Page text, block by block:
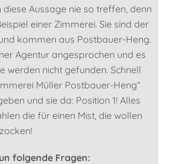
Aussage nie so treffen, denn
einer Zimmerei. Sie sind der
kommen aus Postbauer-Heng.
Agentur angesprochen und es
werden nicht gefunden. Schnell
Müller Postbauer-Heng“
und sie da: Position 1! Alles
die für einen Mist, die wollen
folgende Fragen: